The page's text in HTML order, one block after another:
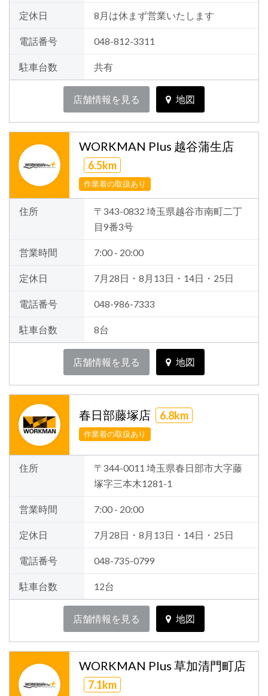
定休日 8月は休まず営業いたします
電話番号 048-812-3311
駐車台数 共有
店舗情報を見る 地図
WORKMAN Plus 越谷蒲生店
6.5km
作業着の取扱あり
住所
〒343-0832 埼玉県越谷市南町二丁
目9番3号
営業時間 7:00 - 20:00
定休日 7月28日・8月13日・14日・25日
電話番号 048-986-7333
駐車台数 8台
店舗情報を見る 地図
春日部藤塚店 6.8km
作業着の取扱あり
住所
〒344-0011 埼玉県春日部市大字藤
塚字三本木1281-1
営業時間 7:00 - 20:00
定休日 7月28日・8月13日・14日・25日
電話番号 048-735-0799
駐車台数 12台
店舗情報を見る 地図
WORKMAN Plus 草加清門町店
7.1km